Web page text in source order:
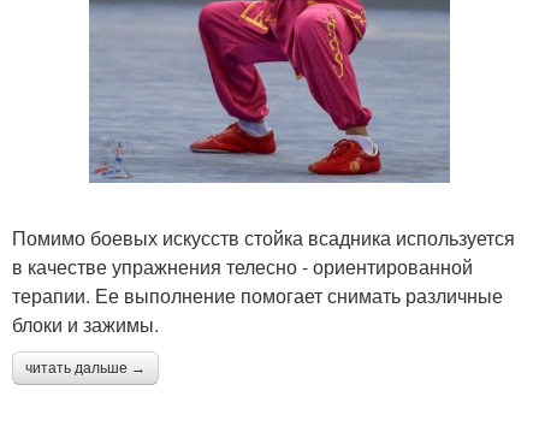
Помимо боевых искусств стойка всадника используется
в качестве упражнения телесно - ориентированной
терапии. Ее выполнение помогает снимать различные
блоки и зажимы.
читать дальше →